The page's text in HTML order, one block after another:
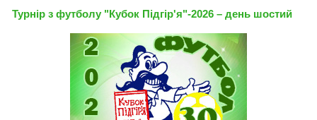
Турнір з футболу "Кубок Підгір'я"-2026 – день шостий